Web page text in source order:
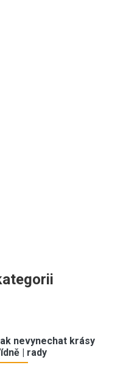
nevynechat krásy
| rady